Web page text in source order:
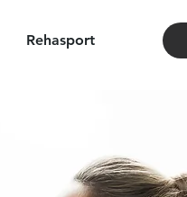
Rehasport